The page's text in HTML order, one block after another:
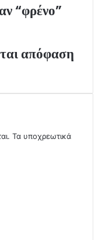
“φρένο”
απόφαση
Τα υποχρεωτικά